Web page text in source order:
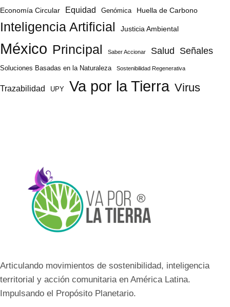
Economía Circular Equidad Genómica Huella de Carbono
Inteligencia Artificial Justicia Ambiental
México Principal Saber Accionar Salud Señales
Soluciones Basadas en la Naturaleza Sostenibilidad Regenerativa
Trazabilidad UPY Va por la Tierra Virus
Articulando movimientos de sostenibilidad, inteligencia
territorial y acción comunitaria en América Latina.
Impulsando el Propósito Planetario.